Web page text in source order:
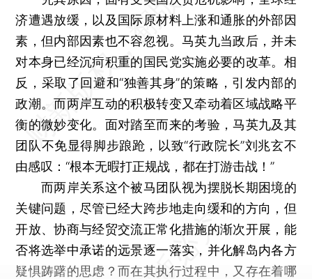
济遭遇放缓，以及国际原材料上涨和通胀的外部因
素，但内部因素也不容忽视。马英九当政后，并未
对本身已经沉疴积重的国民党实施必要的改革。相
反，采取了回避和“独善其身”的策略，引发内部的
政潮。而两岸互动的积极转变又牵动着区域战略平
衡的微妙变化。面对踏至而来的考验，马英九及其
团队不免显得脚步踉跄，以致“行政院长”刘兆玄不
由感叹：“根本无暇打正规战，都在打游击战！”
而两岸关系这个被马团队视为摆脱长期困境的
关键问题，尽管已经大跨步地走向缓和的方向，但
开放、协商与经贸交流正常化措施的渐次开展，能
否将选举中承诺的远景逐一落实，并化解岛内各方
疑惧踌躇的思虑？而在其执行过程中，又存在着哪